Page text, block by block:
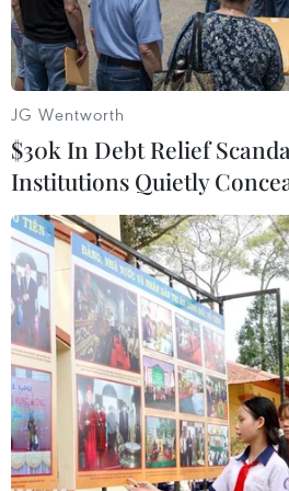
COVID-19.
Tổng thống Mỹ đương nhiệm
báo giới tại thư viện Palm Beach,
trong cuộc bầu cử Tổng thống,
AFP/TTXVN)
JG Wentworth
$30k In Debt Relief
Institutions Quietly